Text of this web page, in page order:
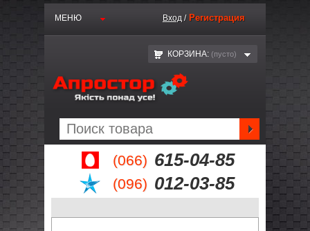
(066) 615-04-85
(096) 012-03-85
МЕНЮ Вход / Регистрация
КОРЗИНА: (пустo)